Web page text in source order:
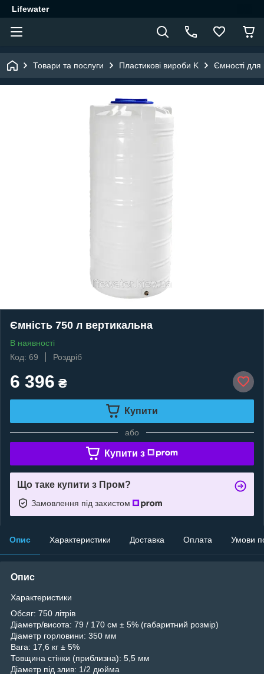
Lifewater
Товари та послуги Пластикові вироби K Ємності для
Ємність 750 л вертикальна
В наявності
Код: 69
Роздріб
6 396 ₴
Купити
або
Купити з
Що таке купити з Пром?
Замовлення під захистом
Опис Характеристики Доставка Оплата Умови
Опис
Характеристики
Обсяг: 750 літрів
Діаметр/висота: 79 / 170 см ± 5% (габаритний розмір)
Діаметр горловини: 350 мм
Вага: 17,6 кг ± 5%
Товщина стінки (приблизна): 5,5 мм
Діаметр під злив: 1/2 дюйма